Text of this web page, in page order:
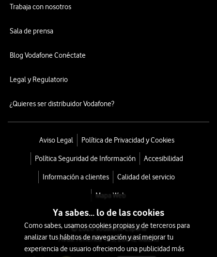
Trabaja con nosotros
Sala de prensa
Blog Vodafone Conéctate
Legal y Regulatorio
¿Quieres ser distribuidor Vodafone?
Aviso Legal Política de Privacidad y Cookies
Política Seguridad de Información Accesibilidad
Información a clientes Calidad del servicio
Mapa Web
© 2026 Vodafone España
Avda. América 115, 28042 Madrid
Ya sabes... lo de las cookies
Como sabes, usamos cookies propias y de terceros para
analizar tus hábitos de navegación y así mejorar tu
experiencia de usuario ofreciendo una publicidad más